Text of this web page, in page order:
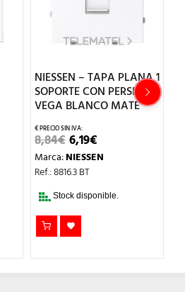
NIESSEN – TAPA PLANA 1
SOPORTE CON PERSIANA
VEGA BLANCO MATE
8,84€EL
PRECIO
ORIGINAL
ERA:
6,19€PRECIO
ACTUAL
Marca:NIESSEN
Ref.: 8816.3 BT
Stock disponible.